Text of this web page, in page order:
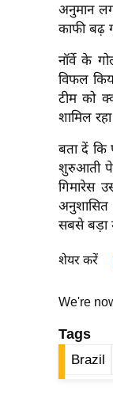
अनुमान
काफी बढ़
नॉर्वे के
विफल
टीम को
शामिल
बता दें कि
शुरुआती
गिमारेस
अनुशासित
सबसे बड़ा
शेयर करें
We're
Tags
Brazil